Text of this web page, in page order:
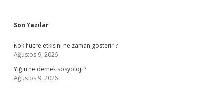
Sidebar
Son Yazılar
Kök hücre etkisini ne zaman gösterir ?
Ağustos 9, 2026
Yığın ne demek sosyoloji ?
Ağustos 9, 2026